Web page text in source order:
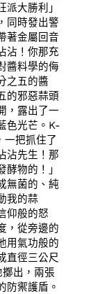
大勝利」
同時發出警
著金屬回音
沾！你那充
醬料學的侮
之五的醬
的邪惡蒜頭
，露出了一
色光芒。K-
一把抓住了
沾先生！那
物的！」
無菌的、純
我的蒜
仰般的怒
，從旁邊的
用氣功般的
直徑三公尺
出，兩張
防禦護盾。